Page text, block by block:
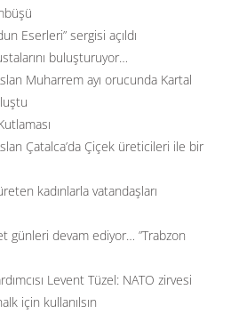
Eserleri” sergisi açıldı
buluşturuyor…
Muharrem ayı orucunda Kartal
Çatalca’da Çiçek üreticileri ile bir
kadınlarla vatandaşları
günleri devam ediyor… ”Trabzon
Levent Tüzel: NATO zirvesi
için kullanılsın